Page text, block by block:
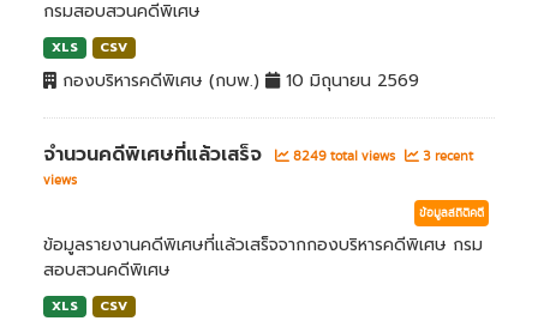
กรมสอบสวนคดีพิเศษ
XLS CSV
กองบริหารคดีพิเศษ (กบพ.) 10 มิถุนายน 2569
จำนวนคดีพิเศษที่แล้วเสร็จ 8249 total views
3 recent
views
ข้อมูลสถิติคดี
ข้อมูลรายงานคดีพิเศษที่แล้วเสร็จจากกองบริหารคดีพิเศษ กรม
สอบสวนคดีพิเศษ
XLS CSV